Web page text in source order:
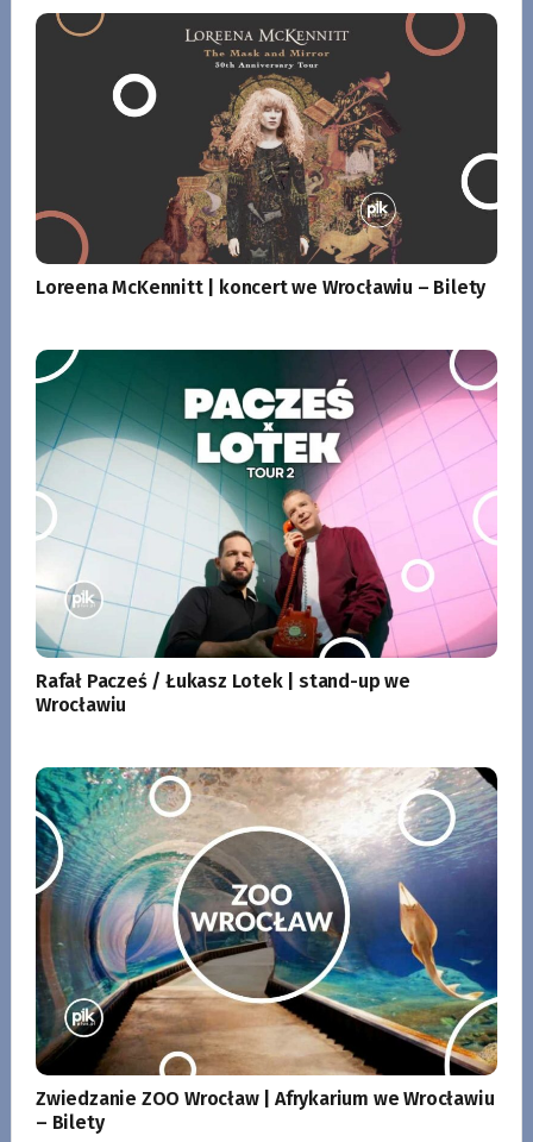
Loreena McKennitt | koncert we Wrocławiu – Bilety
Rafał Pacześ / Łukasz Lotek | stand-up we
Wrocławiu
Zwiedzanie ZOO Wrocław | Afrykarium we Wrocławiu
– Bilety